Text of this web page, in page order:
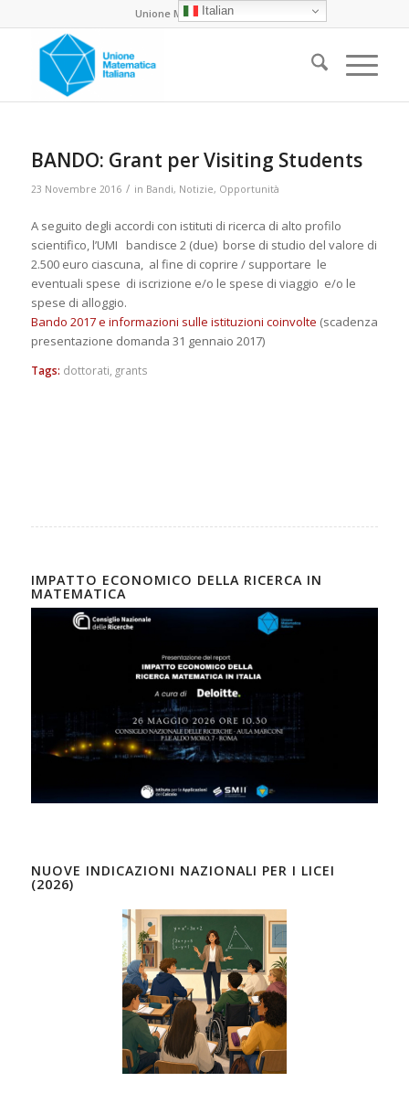
Unione Matematica Italiana
BANDO: Grant per Visiting Students
23 Novembre 2016 / in Bandi, Notizie, Opportunità
A seguito degli accordi con istituti di ricerca di alto profilo
scientifico, l’UMI bandisce 2 (due) borse di studio del valore di
2.500 euro ciascuna, al fine di coprire / supportare le
eventuali spese di iscrizione e/o le spese di viaggio e/o le
spese di alloggio.
Bando 2017 e informazioni sulle istituzioni coinvolte (scadenza
presentazione domanda 31 gennaio 2017)
Tags: dottorati grants
IMPATTO ECONOMICO DELLA RICERCA IN
MATEMATICA
NUOVE INDICAZIONI NAZIONALI PER I LICEI
(2026)
Italian